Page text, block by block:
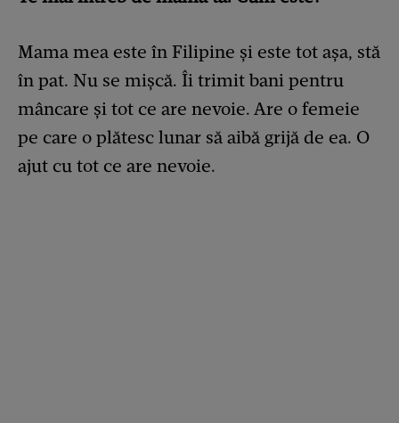
Mama mea este în Filipine și este tot așa, stă
în pat. Nu se mișcă. Îi trimit bani pentru
mâncare și tot ce are nevoie. Are o femeie
pe care o plătesc lunar să aibă grijă de ea. O
ajut cu tot ce are nevoie.